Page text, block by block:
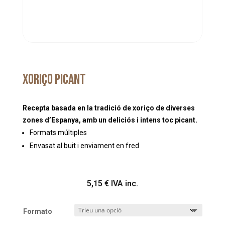
Xoriço picant
Recepta basada en la tradició de xoriço de diverses
zones d’Espanya, amb un deliciós i intens toc picant.
Formats múltiples
Envasat al buit i enviament en fred
5,15 € IVA inc.
Formato